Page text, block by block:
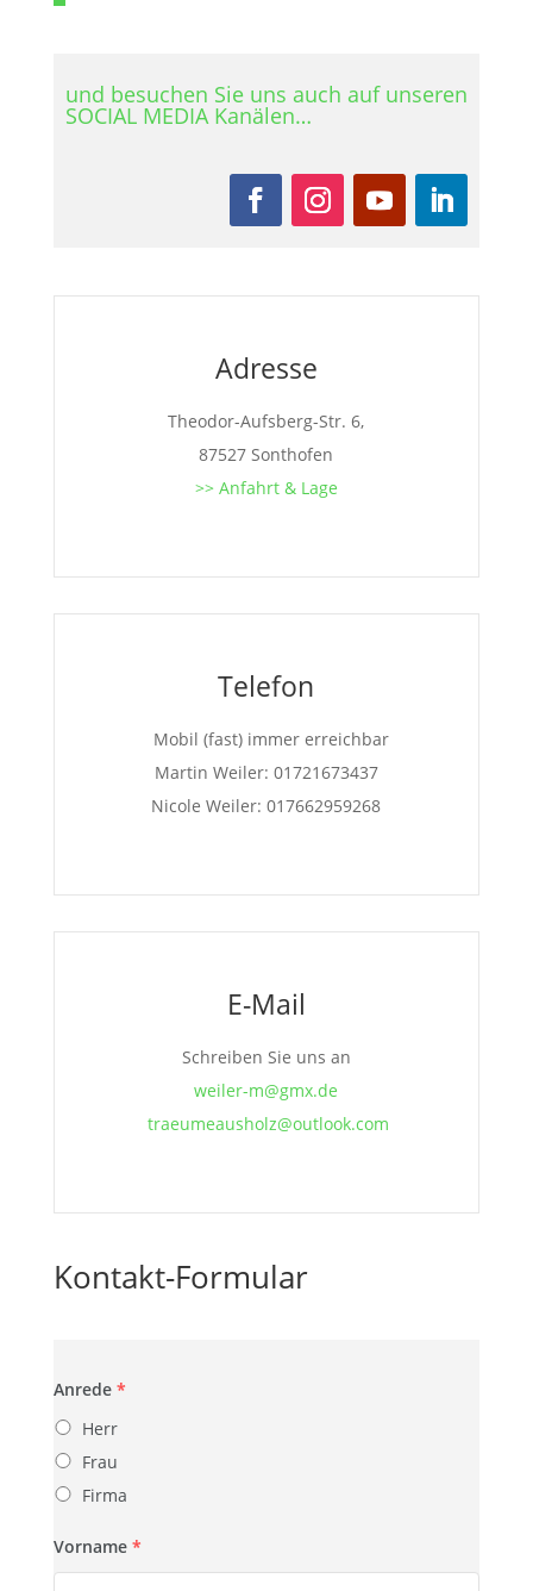
und besuchen Sie uns auch auf unseren
SOCIAL MEDIA Kanälen…
Adresse
Theodor-Aufsberg-Str. 6,
87527 Sonthofen
>> Anfahrt & Lage
Telefon
Mobil (fast) immer erreichbar
Martin Weiler: 01721673437
Nicole Weiler: 017662959268
E-Mail
Schreiben Sie uns an
weiler-m@gmx.de
traeumeausholz@outlook.com
Kontakt-Formular
Anrede *
Herr
Frau
Firma
Vorname *